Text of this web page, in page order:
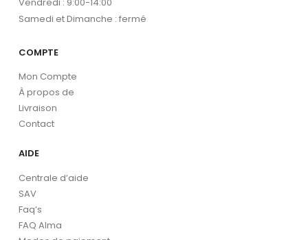
Samedi et Dimanche : fermé
COMPTE
Mon Compte
À propos de
Livraison
Contact
AIDE
Centrale d’aide
SAV
Faq’s
FAQ Alma